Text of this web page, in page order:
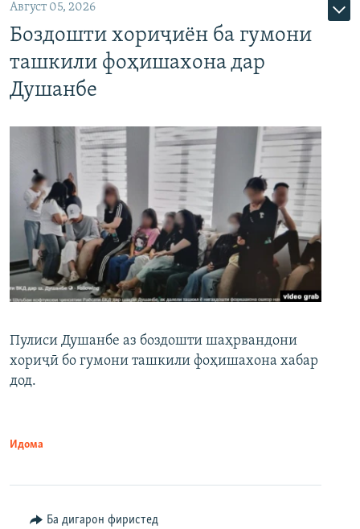
Август 05, 2026
Боздошти хориҷиён ба гумони
ташкили фоҳишахона дар
Душанбе
Пулиси Душанбе аз боздошти шаҳрвандони
хориҷӣ бо гумони ташкили фоҳишахона хабар
дод.
Идома
Ба дигарон фиристед